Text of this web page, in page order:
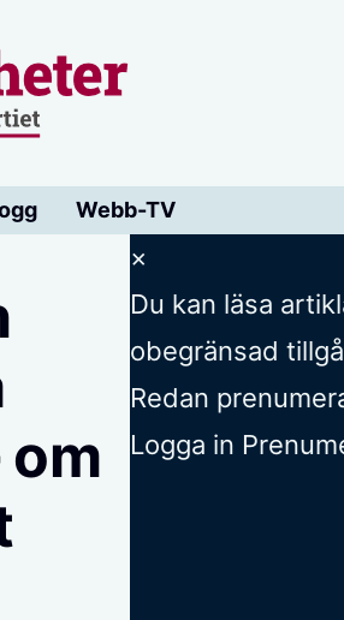
Webb-TV
×
Du kan läsa
obegränsad
Redan
Logga in